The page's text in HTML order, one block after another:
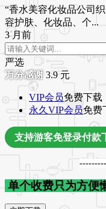
“香水美容化妆品公司
容护肤、化妆品、个...
3 月前
严选
3.9元
VIP会员免费下载
永久VIP会员免费
支持游客免登录付款
单个收费只为方便